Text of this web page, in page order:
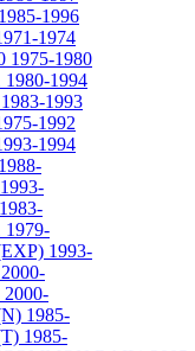
1996
1974
1975-1980
1980-1994
1993
1992
1994
1979-
1993-
2000-
1985-
1985-